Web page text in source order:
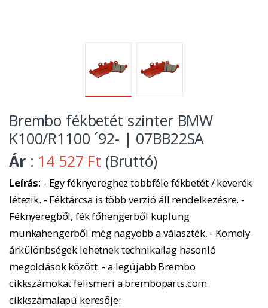
Brembo fékbetét szinter BMW
K100/R1100 ´92- | 07BB22SA
Ár : 14 527 Ft (Bruttó)
Leírás: - Egy féknyereghez többféle fékbetét / keverék
létezik. - Féktárcsa is több verzió áll rendelkezésre. -
Féknyeregből, fék főhengerből kuplung
munkahengerből még nagyobb a választék. - Komoly
árkülönbségek lehetnek technikailag hasonló
megoldások között. - a legújabb Brembo
cikkszámokat felismeri a bremboparts.com
cikkszámalapú keresője: